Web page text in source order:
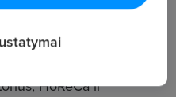
bei
projektams;
HoReCa ir